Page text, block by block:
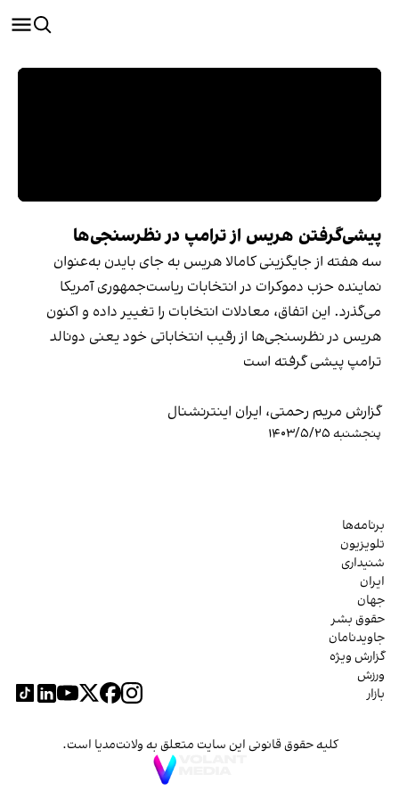
پیشی‌گرفتن هریس از ترامپ در نظرسنجی‌ها
سه هفته از جایگزینی کامالا هریس به جای بایدن به‌عنوان
نماینده حزب دموکرات در انتخابات ریاست‌جمهوری آمریکا
می‌گذرد. این اتفاق، معادلات انتخابات را تغییر داده و اکنون
هریس در نظرسنجی‌ها از رقیب انتخاباتی خود یعنی دونالد
ترامپ پیشی گرفته است
گزارش مریم رحمتی، ایران اینترنشنال
پنجشنبه ۱۴۰۳/۵/۲۵
برنامه‌ها
تلویزیون
شنیداری
ایران
جهان
حقوق بشر
جاویدنامان
گزارش ویژه
ورزش
بازار
کلیه حقوق قانونی این سایت متعلق به ولانت‌مدیا است.